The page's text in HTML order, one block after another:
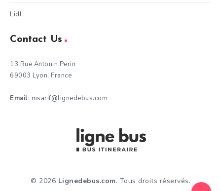
Lidl
Contact Us
13 Rue Antonin Perin
69003 Lyon, France
Email: msarif@lignedebus.com
© 2026 Lignedebus.com. Tous droits réservés.